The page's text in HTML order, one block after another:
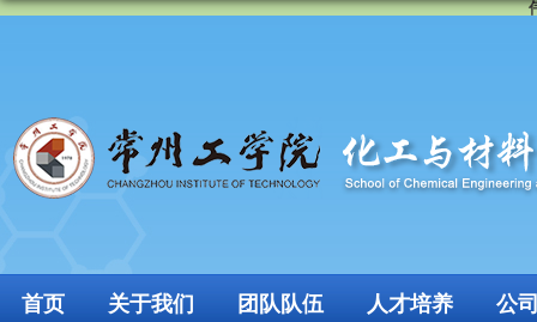
首页 关于我们 团队队伍 人才培养 公